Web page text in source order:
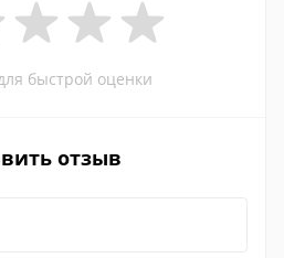
быстрой оценки
отзыв